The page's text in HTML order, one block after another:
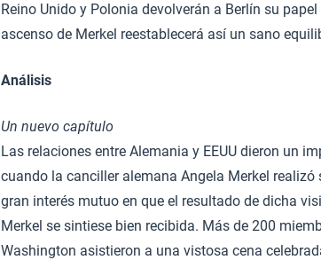
Reino Unido y Polonia devolverán a Berlín su
ascenso de Merkel reestablecerá así un sano
Análisis
Un nuevo capítulo
Las relaciones entre Alemania y EEUU dieron un
cuando la canciller alemana Angela Merkel
gran interés mutuo en que el resultado de dicha
Merkel se sintiese bien recibida. Más de 200
Washington asistieron a una vistosa cena